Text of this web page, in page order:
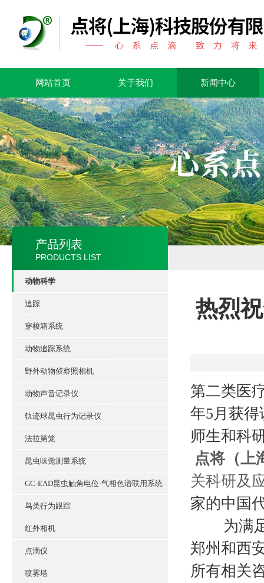
网站首页 关于我们 新闻中心
产品列表
PRODUCTS LIST
动物科学
追踪
穿梭箱系统
动物追踪系统
野外动物侦察照相机
动物声音记录仪
轨迹球昆虫行为记录仪
法拉第笼
昆虫味觉测量系统
GC-EAD昆虫触角电位-气相色谱联用系统
鸟类行为跟踪
红外相机
点滴仪
喷雾塔
热烈
第二类医
年5月获
师生和科
点将（上
关科研及
家的中国
为满足
郑州和西
所有相关